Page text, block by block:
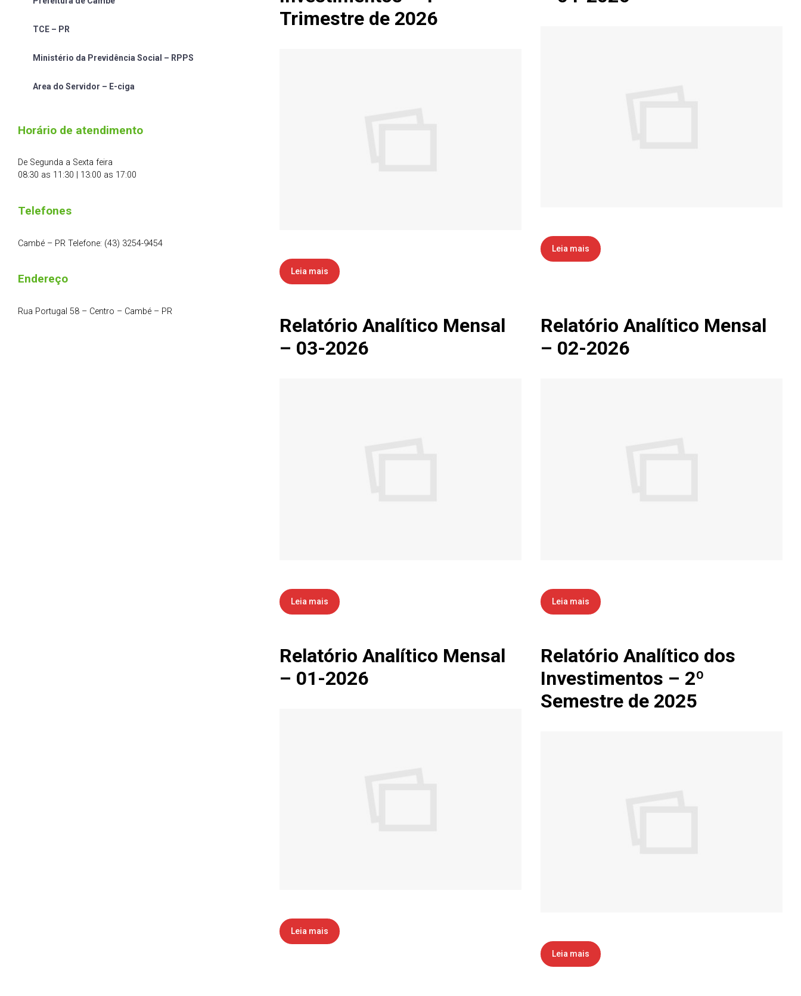
Trimestre de 2026
Leia mais
Leia mais
Relatório Analítico Mensal
– 03-2026
Leia mais
Relatório Analítico Mensal
– 02-2026
Leia mais
Relatório Analítico Mensal
– 01-2026
Leia mais
Relatório Analítico dos
Investimentos – 2º
Semestre de 2025
Leia mais
TCE – PR
Ministério da Previdência Social – RPPS
Area do Servidor – E-ciga
Horário de atendimento
De Segunda a Sexta feira
08:30 as 11:30 | 13:00 as 17:00
Telefones
Cambé – PR Telefone: (43) 3254-9454
Endereço
Rua Portugal 58 – Centro – Cambé – PR